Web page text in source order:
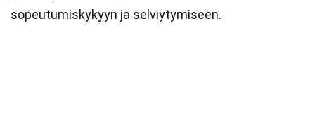
sopeutumiskykyyn ja selviytymiseen.